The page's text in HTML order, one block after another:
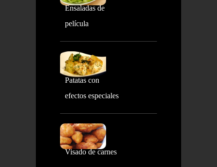
Ensaladas de
película
Patatas con
efectos especiales
Visado de carnes